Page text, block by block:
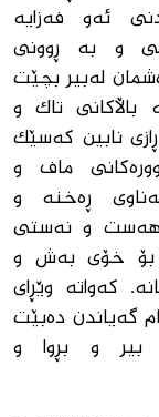
ئەو فەزایە
و بە ڕوونی
لەبیر بچێت
باڵاکانی تاک و
نابین کەسێک
ماف و
ڕەخنە و
هەست و نەستی
بۆ خۆی بەش و
کەواتە وێڕای
گەیاندن دەبێت
بیر و بڕوا و